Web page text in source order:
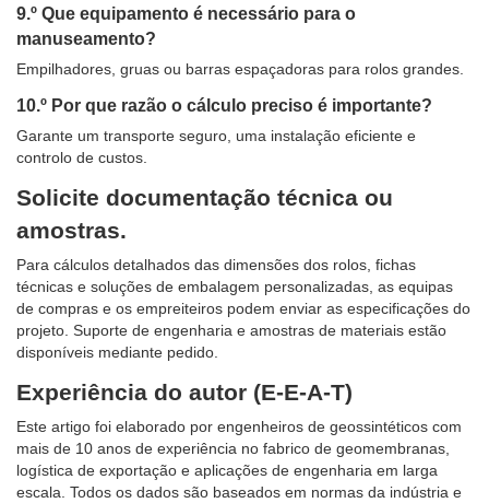
9.º Que equipamento é necessário para o
manuseamento?
Empilhadores, gruas ou barras espaçadoras para rolos grandes.
10.º Por que razão o cálculo preciso é importante?
Garante um transporte seguro, uma instalação eficiente e
controlo de custos.
Solicite documentação técnica ou
amostras.
Para cálculos detalhados das dimensões dos rolos, fichas
técnicas e soluções de embalagem personalizadas, as equipas
de compras e os empreiteiros podem enviar as especificações do
projeto. Suporte de engenharia e amostras de materiais estão
disponíveis mediante pedido.
Experiência do autor (E-E-A-T)
Este artigo foi elaborado por engenheiros de geossintéticos com
mais de 10 anos de experiência no fabrico de geomembranas,
logística de exportação e aplicações de engenharia em larga
escala. Todos os dados são baseados em normas da indústria e